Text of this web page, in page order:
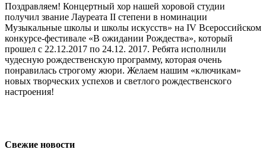
Поздравляем! Концертный хор нашей хоровой студии
получил звание Лауреата II степени в номинации
Музыкальные школы и школы искусств» на IV Всероссийском
конкурсе-фестивале «В ожидании Рождества», который
прошел с 22.12.2017 по 24.12. 2017. Ребята исполнили
чудесную рождественскую программу, которая очень
понравилась строгому жюри. Желаем нашим «ключикам»
новых творческих успехов и светлого рождественского
настроения!
Свежие новости